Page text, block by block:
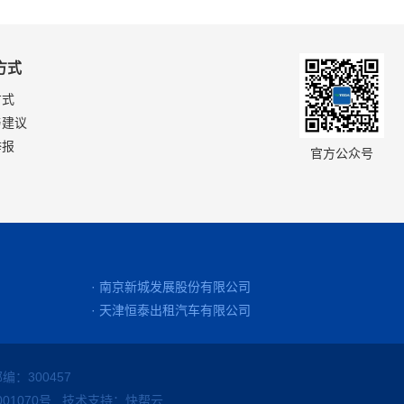
式
议
官方公众号
· 南京新城发展股份有限公司
· 天津恒泰出租汽车有限公司
：300457
号
技术支持：快帮云